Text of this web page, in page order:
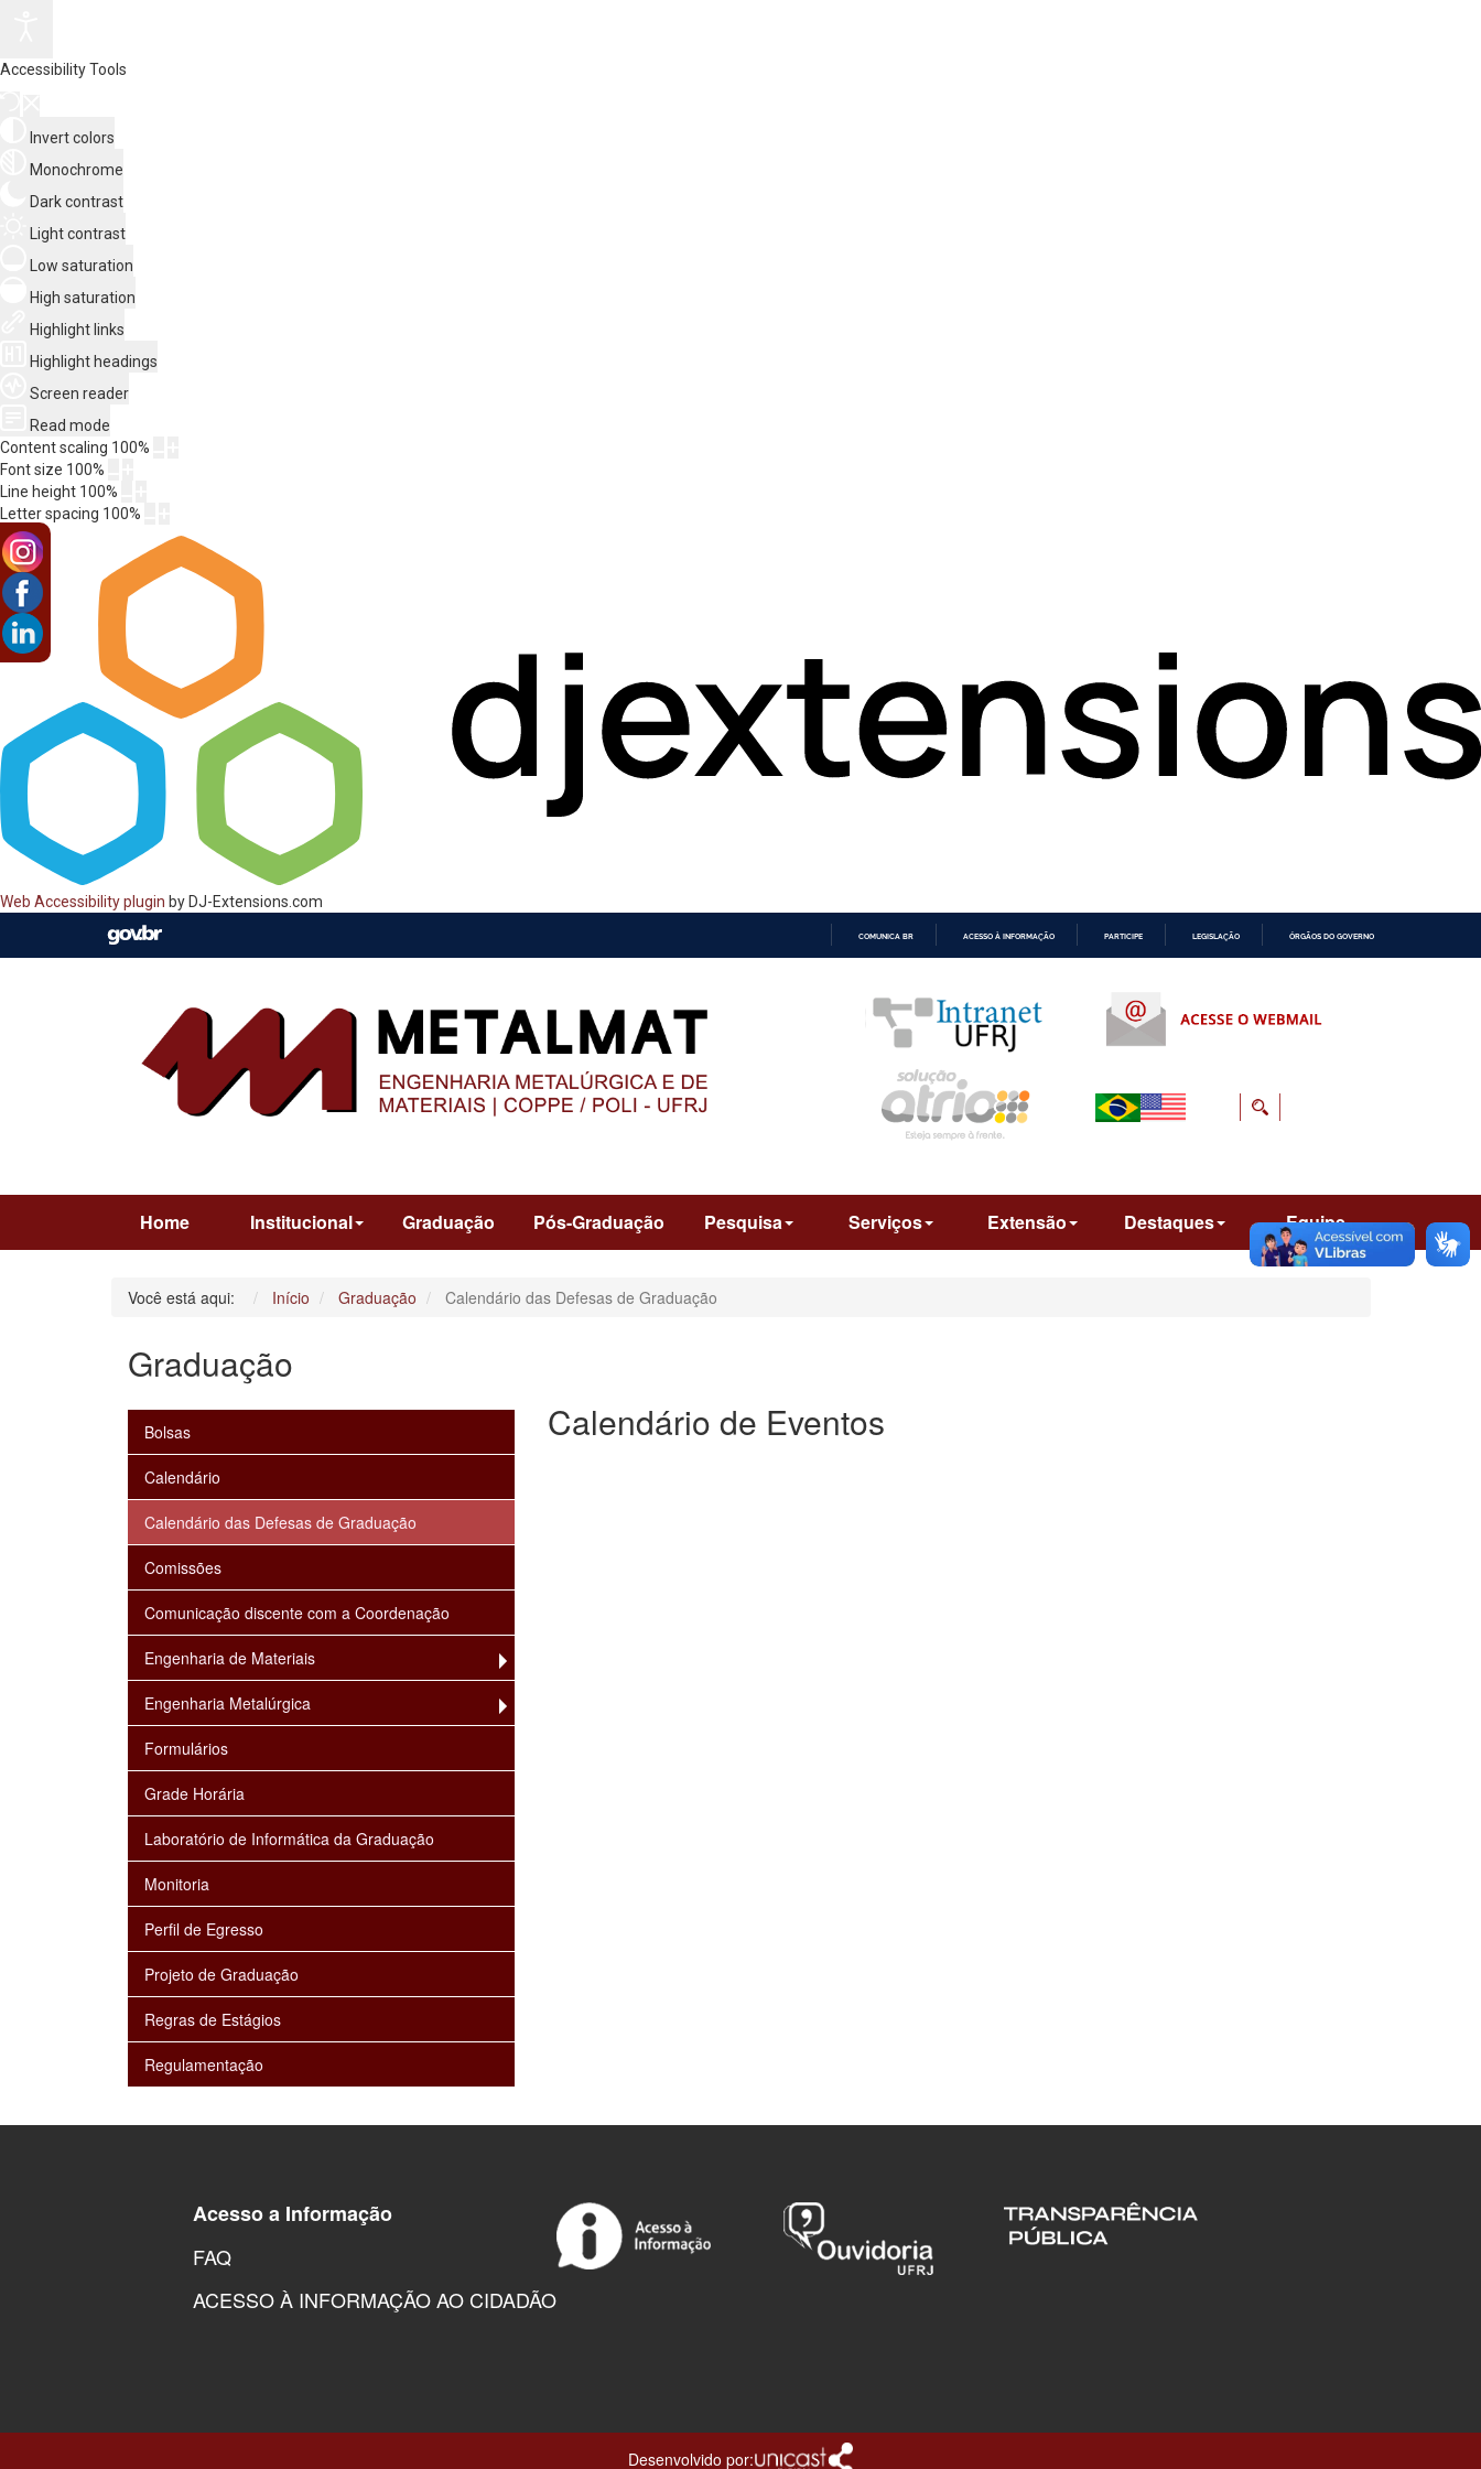
Accessibility Tools
Invert colors
Monochrome
Dark contrast
Light contrast
Low saturation
High saturation
Highlight links
Highlight headings
Screen reader
Read mode
Content scaling 100%
Font size 100%
Line height 100%
Letter spacing 100%
Web Accessibility plugin by DJ-Extensions.com
COMUNICA BR ACESSO À INFORMAÇÃO PARTICIPE LEGISLAÇÃO ÓRGÃOS DO GOVERNO
Home Institucional Graduação Pós-Graduação Pesquisa Serviços Extensão Destaques Equipe
Você está aqui: Início Graduação Calendário das Defesas de Graduação
Graduação
Bolsas
Calendário
Calendário das Defesas de Graduação
Comissões
Comunicação discente com a Coordenação
Engenharia de Materiais
Engenharia Metalúrgica
Formulários
Grade Horária
Laboratório de Informática da Graduação
Monitoria
Perfil de Egresso
Projeto de Graduação
Regras de Estágios
Regulamentação
Calendário de Eventos
Acesso a Informação
FAQ
ACESSO À INFORMAÇÃO AO CIDADÃO
Desenvolvido por: